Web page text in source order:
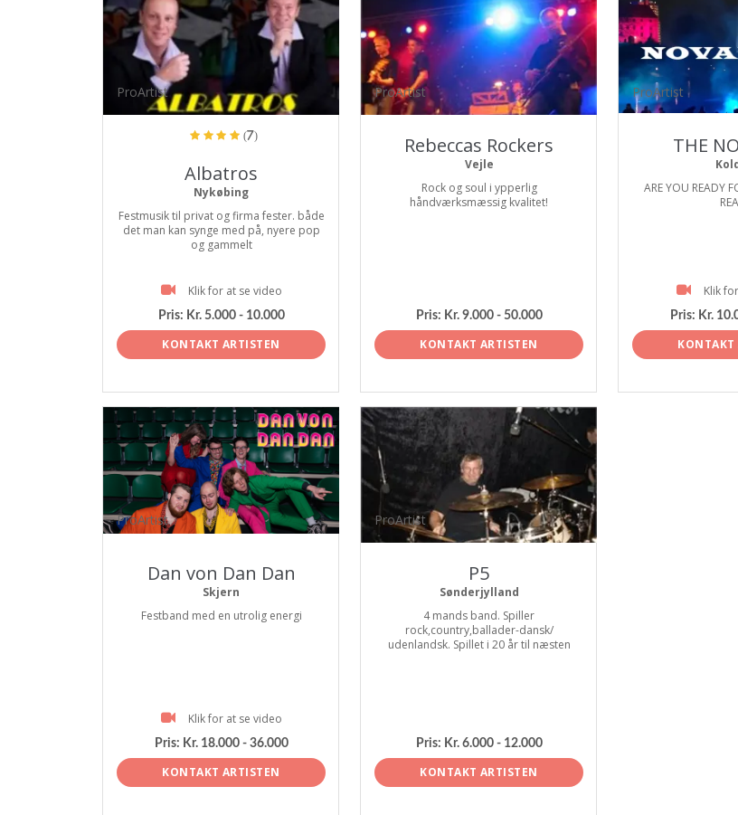
ProArtist
(7)
Albatros
Nykøbing
Festmusik til privat og firma fester. både
det man kan synge med på, nyere pop
og gammelt
Klik for at se video
Pris: Kr. 5.000 - 10.000
KONTAKT ARTISTEN
ProArtist
Rebeccas Rockers
Vejle
Rock og soul i ypperlig
håndværksmæssig kvalitet!
Pris: Kr. 9.000 - 50.000
KONTAKT ARTISTEN
ProArtist
THE
ARE YOU READY
Klik
Pris: Kr.
KONTAKT
ProArtist
Dan von Dan Dan
Skjern
Festband med en utrolig energi
Klik for at se video
Pris: Kr. 18.000 - 36.000
KONTAKT ARTISTEN
ProArtist
P5
Sønderjylland
4 mands band. Spiller
rock,country,ballader-dansk/
udenlandsk. Spillet i 20 år til næsten
Pris: Kr. 6.000 - 12.000
KONTAKT ARTISTEN